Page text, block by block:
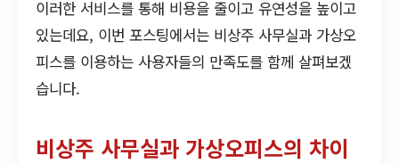
이러한 서비스를 통해 비용을 줄이고 유연성을 높이고
있는데요, 이번 포스팅에서는 비상주 사무실과 가상오
피스를 이용하는 사용자들의 만족도를 함께 살펴보겠
습니다.
비상주 사무실과 가상오피스의 차이